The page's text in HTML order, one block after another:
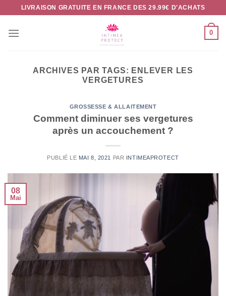
Passer
contenu
LIVRAISON GRATUITE EN FRANCE DES 29.99€ D'ACHATS
0
ARCHIVES PAR TAGS: ENLEVER LES
VERGETURES
GROSSESSE & ALLAITEMENT
Comment diminuer ses vergetures
après un accouchement ?
PUBLIÉ LE MAI 8, 2021 PAR INTIMEAPROTECT
08
Mai